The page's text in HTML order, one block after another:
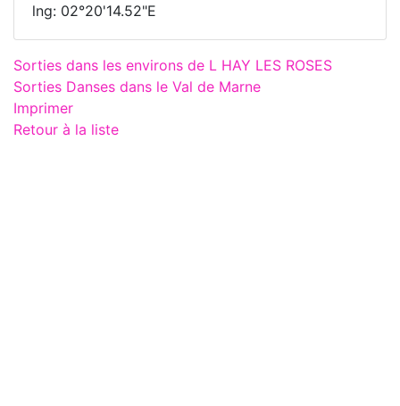
lng: 02°20'14.52"E
Sorties dans les environs de L HAY LES ROSES
Sorties Danses dans le Val de Marne
Imprimer
Retour à la liste